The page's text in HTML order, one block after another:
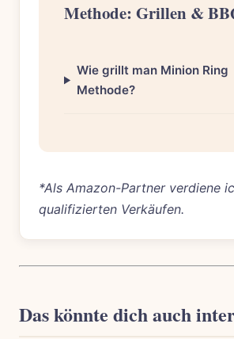
Methode: Grillen &
Wie grillt man Minion Ring
Methode?
*Als Amazon-Partner verdiene
qualifizierten Verkäufen.
Das könnte dich auch